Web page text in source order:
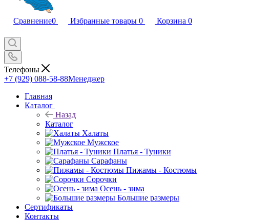
Сравнение0 Избранные товары 0 Корзина 0
Телефоны
+7 (929) 088-58-88Менеджер
Главная
Каталог
Назад
Каталог
Халаты
Мужское
Платья - Туники
Сарафаны
Пижамы - Костюмы
Сорочки
Oсень - зима
Большие размеры
Сертификаты
Контакты